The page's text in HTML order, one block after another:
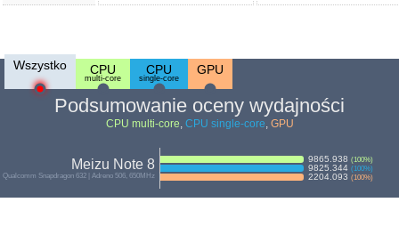
Wszystko CPU
multi-core
CPU
single-core
GPU
Podsumowanie oceny wydajności
CPU multi-core, CPU single-core, GPU
Meizu Note 8
Qualcomm Snapdragon 632 | Adreno 506, 650MHz
9865.938 (100%)
9825.344 (100%)
2204.093 (100%)